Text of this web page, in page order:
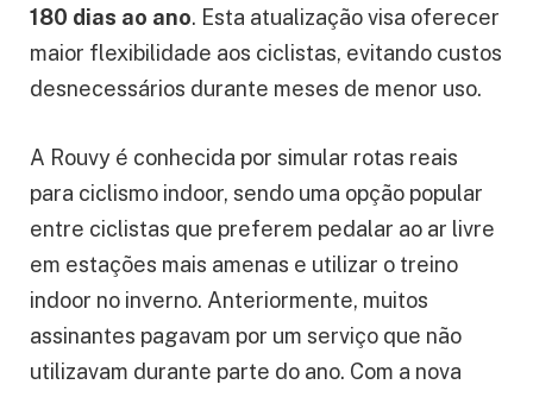
180 dias ao ano. Esta atualização visa oferecer
maior flexibilidade aos ciclistas, evitando custos
desnecessários durante meses de menor uso.
A Rouvy é conhecida por simular rotas reais
para ciclismo indoor, sendo uma opção popular
entre ciclistas que preferem pedalar ao ar livre
em estações mais amenas e utilizar o treino
indoor no inverno. Anteriormente, muitos
assinantes pagavam por um serviço que não
utilizavam durante parte do ano. Com a nova